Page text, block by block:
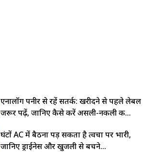
एनालॉग पनीर से रहें सतर्क: खरीदने से पहले लेबल
जरूर पढ़ें, जानिए कैसे करें असली-नकली की...
घंटों AC में बैठना पड़ सकता है त्वचा पर भारी,
जानिए ड्राईनेस और खुजली से बचने...